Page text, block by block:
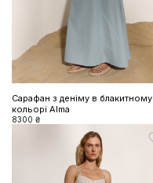
Сарафан з деніму в блакитному
кольорі Alma
8300 ₴